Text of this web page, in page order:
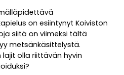
on esiintynyt Koiviston
siitä on viimeksi tältä
metsänkäsittelystä.
olla riittävän hyvin